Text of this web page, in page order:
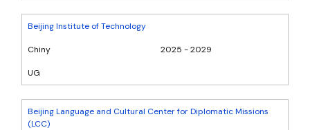
Beijing Institute of Technology
Chiny 2025 - 2029
UG
Beijing Language and Cultural Center for Diplomatic Missions
(LCC)